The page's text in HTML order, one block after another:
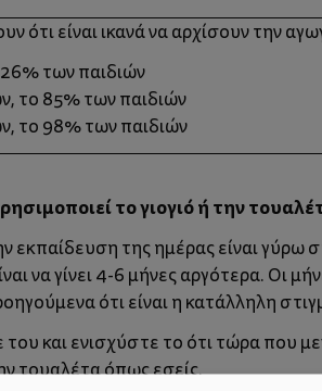
ότι είναι ικανά να αρχίσουν την
των παιδιών
το 85% των παιδιών
το 98% των παιδιών
το γιογιό ή την
εκπαίδευση της ημέρας είναι γύρω
να γίνει 4-6 μήνες αργότερα. Οι
ότι είναι η κατάλληλη
και ενισχύστε το ότι τώρα που
τουαλέτα όπως εσείς.